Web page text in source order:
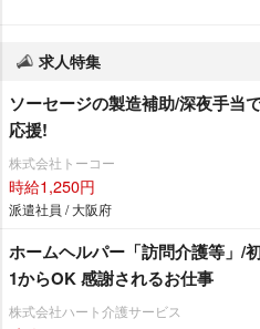
求人特集
ソーセージの製造補助/深夜手当
応援!
株式会社トーコー
時給1,250円
派遣社員 / 大阪府
ホームヘルパー「訪問介護等」/
1からOK 感謝されるお仕事
株式会社ハート介護サービス